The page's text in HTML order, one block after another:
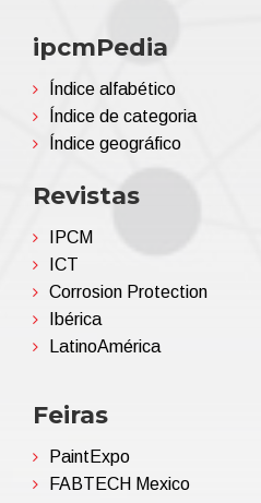
ipcmPedia
Índice alfabético
Índice de categoria
Índice geográfico
Revistas
IPCM
ICT
Corrosion Protection
Ibérica
LatinoAmérica
Feiras
PaintExpo
FABTECH Mexico